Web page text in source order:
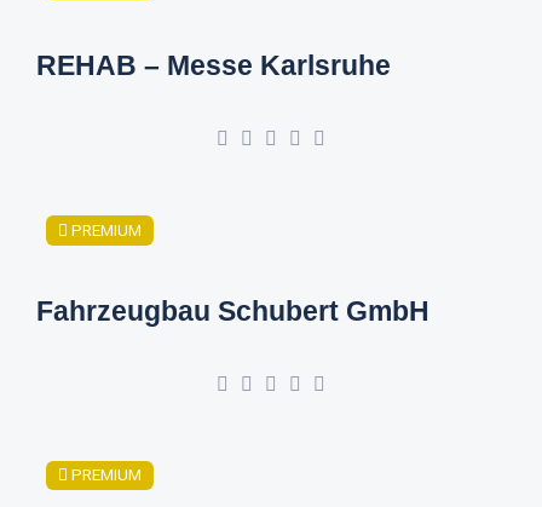
REHAB – Messe Karlsruhe
PREMIUM
Fahrzeugbau Schubert GmbH
PREMIUM